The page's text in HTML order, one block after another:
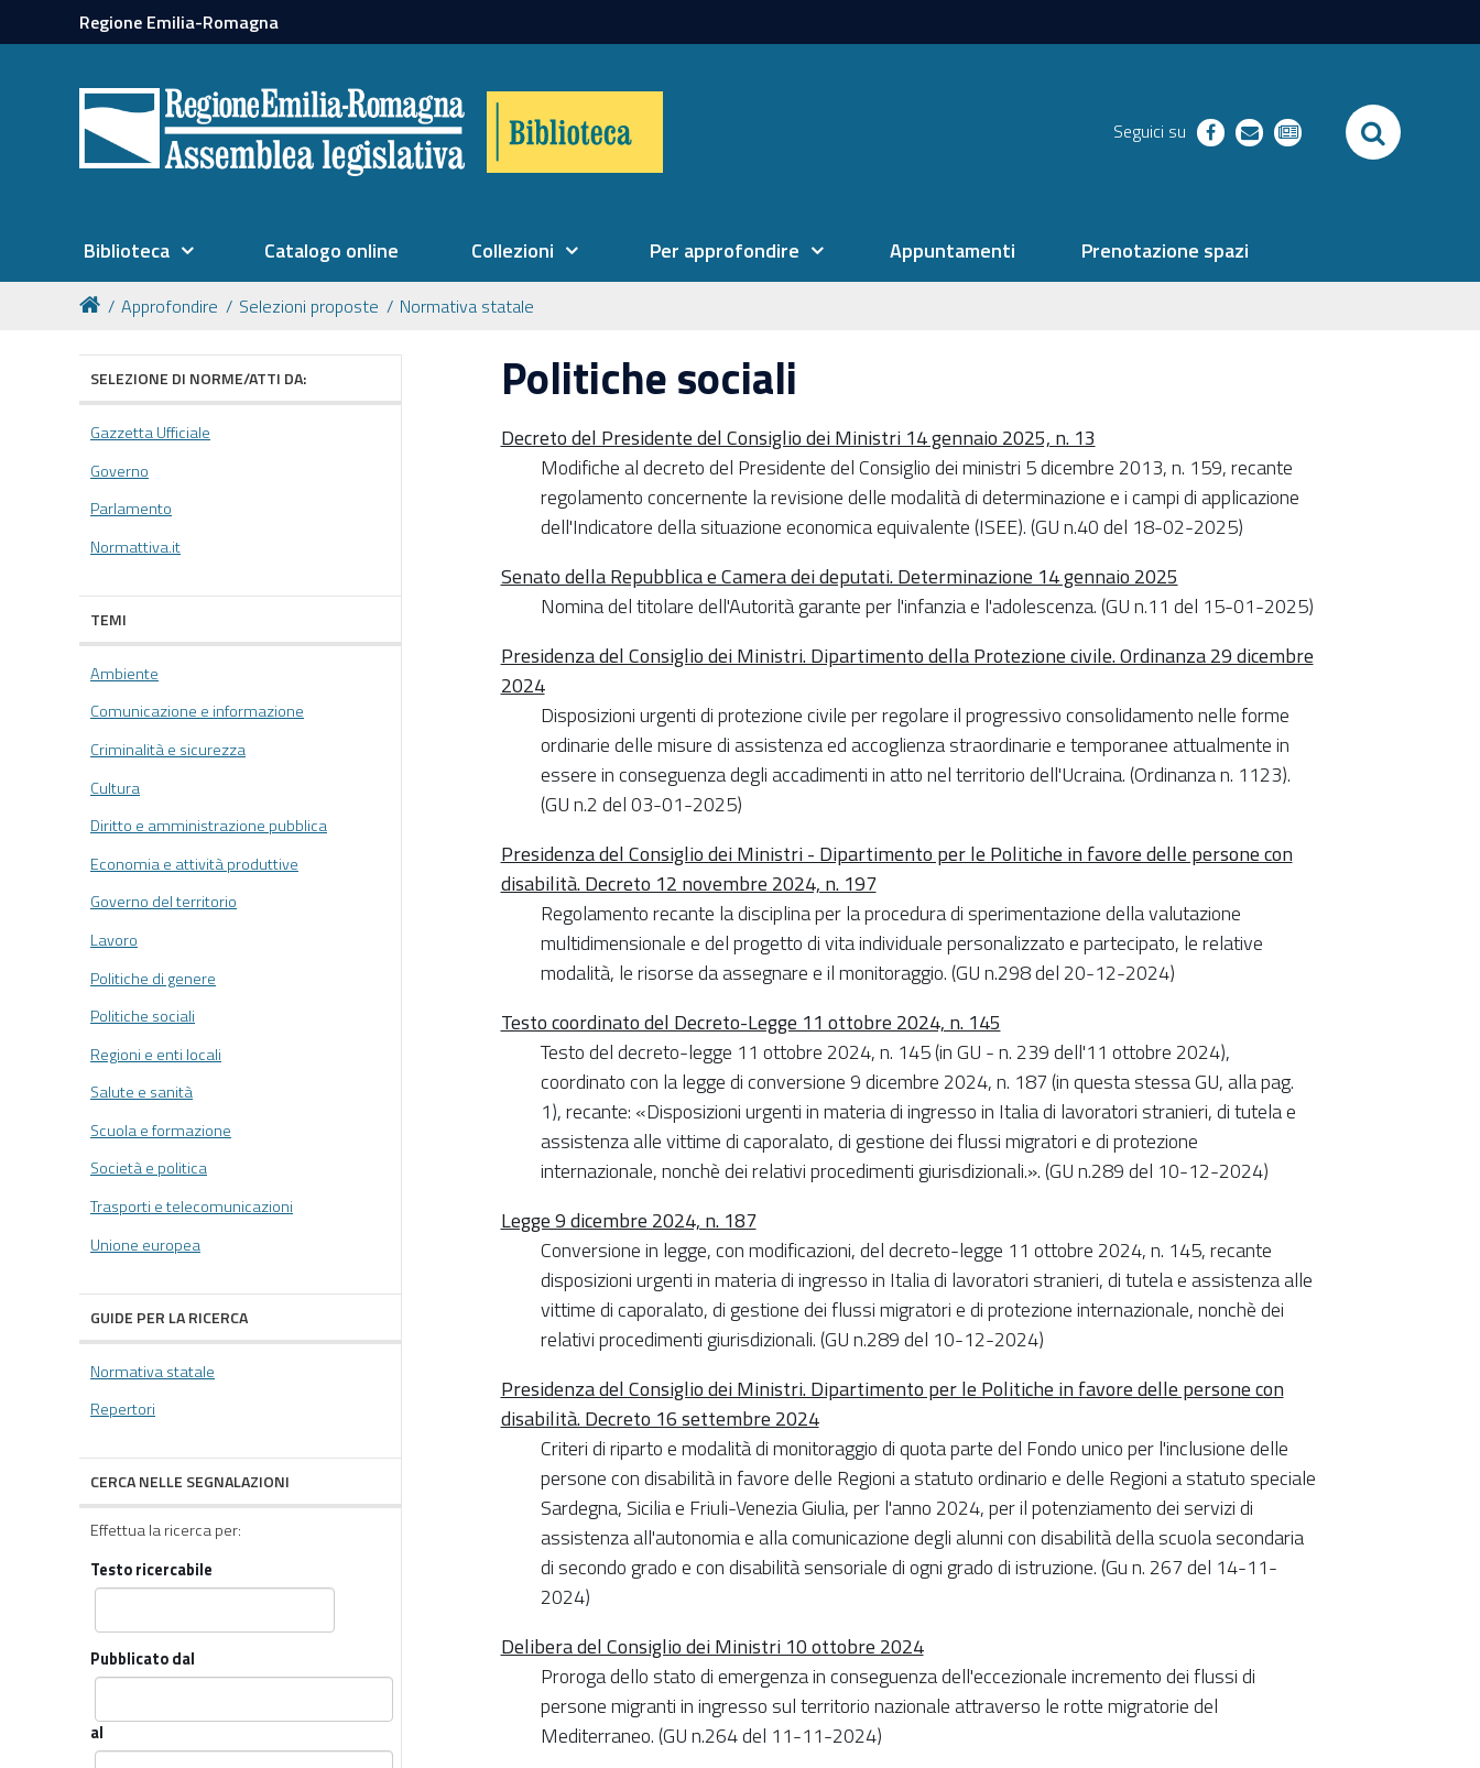
Regione Emilia-Romagna
Seguici su facebookrichiestenewsletter SEARCH
Biblioteca Catalogo online Collezioni Per approfondire Appuntamenti Prenotazione spazi
Approfondire Selezioni proposte Normativa statale
Politiche sociali
Decreto del Presidente del Consiglio dei Ministri 14 gennaio 2025, n. 13
Modifiche al decreto del Presidente del Consiglio dei ministri 5 dicembre 2013, n. 159, recante
regolamento concernente la revisione delle modalità di determinazione e i campi di applicazione
dell'Indicatore della situazione economica equivalente (ISEE). (GU n.40 del 18-02-2025)
Senato della Repubblica e Camera dei deputati. Determinazione 14 gennaio 2025
Nomina del titolare dell'Autorità garante per l'infanzia e l'adolescenza. (GU n.11 del 15-01-2025)
Presidenza del Consiglio dei Ministri. Dipartimento della Protezione civile. Ordinanza 29 dicembre
2024
Disposizioni urgenti di protezione civile per regolare il progressivo consolidamento nelle forme
ordinarie delle misure di assistenza ed accoglienza straordinarie e temporanee attualmente in
essere in conseguenza degli accadimenti in atto nel territorio dell'Ucraina. (Ordinanza n. 1123).
(GU n.2 del 03-01-2025)
Presidenza del Consiglio dei Ministri - Dipartimento per le Politiche in favore delle persone con
disabilità. Decreto 12 novembre 2024, n. 197
Regolamento recante la disciplina per la procedura di sperimentazione della valutazione
multidimensionale e del progetto di vita individuale personalizzato e partecipato, le relative
modalità, le risorse da assegnare e il monitoraggio. (GU n.298 del 20-12-2024)
Testo coordinato del Decreto-Legge 11 ottobre 2024, n. 145
Testo del decreto-legge 11 ottobre 2024, n. 145 (in GU - n. 239 dell'11 ottobre 2024),
coordinato con la legge di conversione 9 dicembre 2024, n. 187 (in questa stessa GU, alla pag.
1), recante: «Disposizioni urgenti in materia di ingresso in Italia di lavoratori stranieri, di tutela e
assistenza alle vittime di caporalato, di gestione dei flussi migratori e di protezione
internazionale, nonchè dei relativi procedimenti giurisdizionali.». (GU n.289 del 10-12-2024)
Legge 9 dicembre 2024, n. 187
Conversione in legge, con modificazioni, del decreto-legge 11 ottobre 2024, n. 145, recante
disposizioni urgenti in materia di ingresso in Italia di lavoratori stranieri, di tutela e assistenza alle
vittime di caporalato, di gestione dei flussi migratori e di protezione internazionale, nonchè dei
relativi procedimenti giurisdizionali. (GU n.289 del 10-12-2024)
Presidenza del Consiglio dei Ministri. Dipartimento per le Politiche in favore delle persone con
disabilità. Decreto 16 settembre 2024
Criteri di riparto e modalità di monitoraggio di quota parte del Fondo unico per l'inclusione delle
persone con disabilità in favore delle Regioni a statuto ordinario e delle Regioni a statuto speciale
Sardegna, Sicilia e Friuli-Venezia Giulia, per l'anno 2024, per il potenziamento dei servizi di
assistenza all'autonomia e alla comunicazione degli alunni con disabilità della scuola secondaria
di secondo grado e con disabilità sensoriale di ogni grado di istruzione. (Gu n. 267 del 14-11-
2024)
Delibera del Consiglio dei Ministri 10 ottobre 2024
Proroga dello stato di emergenza in conseguenza dell'eccezionale incremento dei flussi di
persone migranti in ingresso sul territorio nazionale attraverso le rotte migratorie del
Mediterraneo. (GU n.264 del 11-11-2024)
SELEZIONE DI NORME/ATTI DA:
Gazzetta Ufficiale
Governo
Parlamento
Normattiva.it
TEMI
Ambiente
Comunicazione e informazione
Criminalità e sicurezza
Cultura
Diritto e amministrazione pubblica
Economia e attività produttive
Governo del territorio
Lavoro
Politiche di genere
Politiche sociali
Regioni e enti locali
Salute e sanità
Scuola e formazione
Società e politica
Trasporti e telecomunicazioni
Unione europea
GUIDE PER LA RICERCA
Normativa statale
Repertori
CERCA NELLE SEGNALAZIONI
Effettua la ricerca per:
Testo ricercabile
Pubblicato dal
al